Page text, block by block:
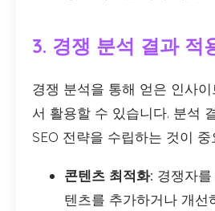
3. 경쟁 분석 결과 적
경쟁 분석을 통해 얻은 인사
서 활용할 수 있습니다. 분석
SEO 전략을 수립하는 것이 중
콘텐츠 최적화: 경쟁자
텐츠를 추가하거나 개선